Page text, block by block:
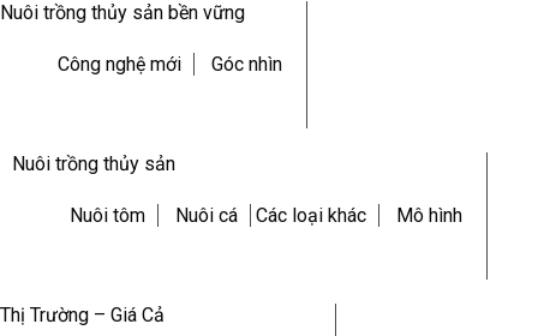
Nuôi trồng thủy sản bền vững
Công nghệ mới Góc nhìn
Nuôi trồng thủy sản
Nuôi tôm Nuôi cá Các loại khác Mô hình
Thị Trường – Giá Cả